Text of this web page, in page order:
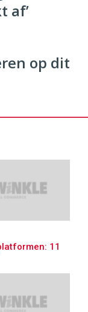
af’
op dit
11